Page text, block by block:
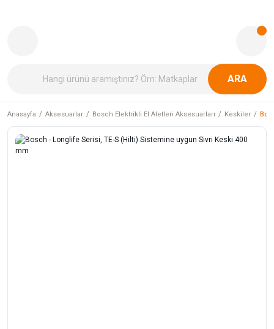
ARA
Anasayfa Aksesuarlar Bosch Elektrikli El Aletleri Aksesuarları Keskiler